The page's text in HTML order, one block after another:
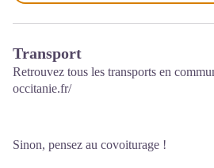
Transport
Retrouvez tous les transports en
occitanie.fr/
Sinon, pensez au covoiturage !